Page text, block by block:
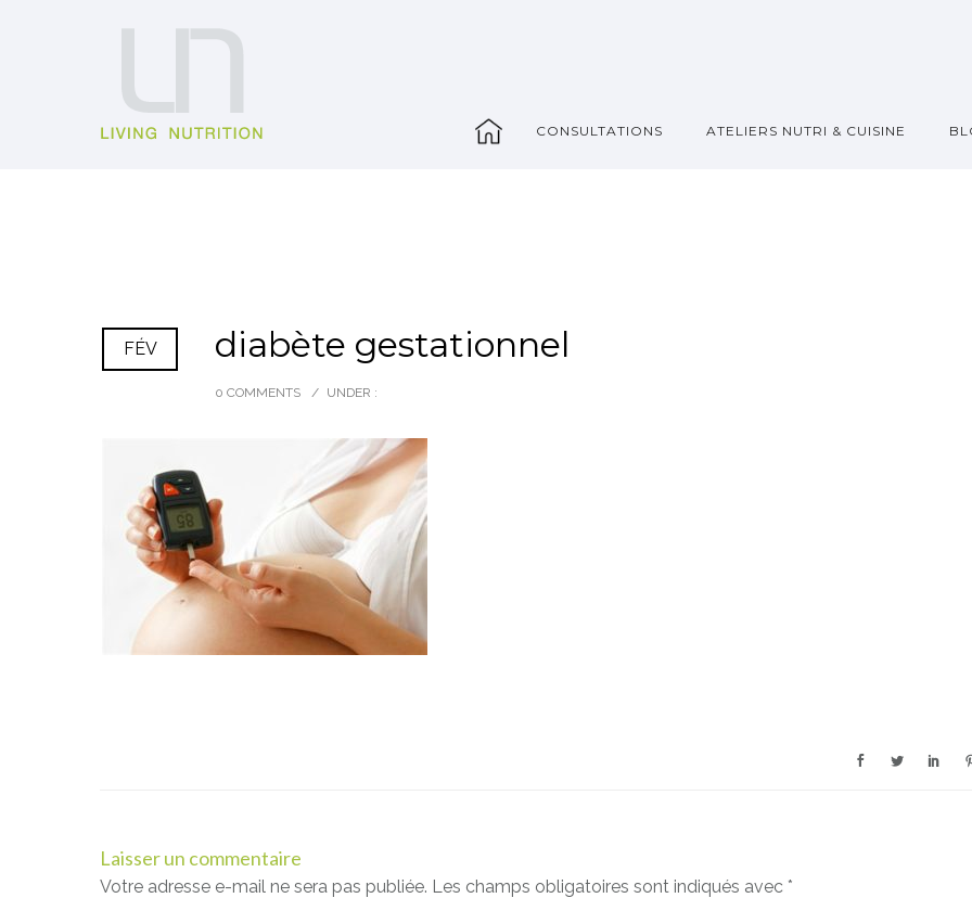
_ CONSULTATIONS ATELIERS NUTRI & CUISINE
FÉV diabète gestationnel
0 COMMENTS / UNDER :
Laisser un commentaire
Votre adresse e-mail ne sera pas publiée. Les champs obligatoires sont indiqués avec *